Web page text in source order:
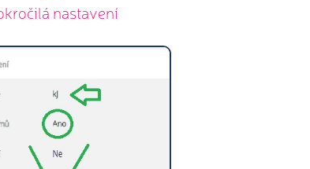
nastavení